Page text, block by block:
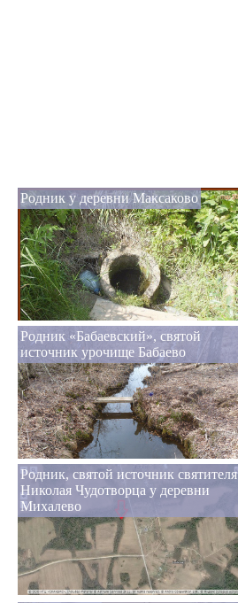
Родник у деревни Максаково
Родник «Бабаевский», святой
источник урочище Бабаево
Родник, святой источник святителя
Николая Чудотворца у деревни
Михалево